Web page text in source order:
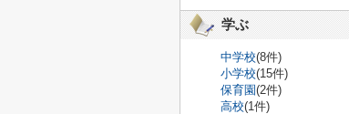
学ぶ
中学校(8件)
小学校(15件)
保育園(2件)
高校(1件)